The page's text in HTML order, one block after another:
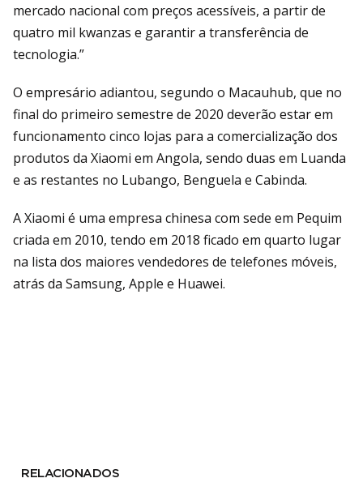
mercado nacional com preços acessíveis, a partir de
quatro mil kwanzas e garantir a transferência de
tecnologia.”
O empresário adiantou, segundo o Macauhub, que no
final do primeiro semestre de 2020 deverão estar em
funcionamento cinco lojas para a comercialização dos
produtos da Xiaomi em Angola, sendo duas em Luanda
e as restantes no Lubango, Benguela e Cabinda.
A Xiaomi é uma empresa chinesa com sede em Pequim
criada em 2010, tendo em 2018 ficado em quarto lugar
na lista dos maiores vendedores de telefones móveis,
atrás da Samsung, Apple e Huawei.
RELACIONADOS